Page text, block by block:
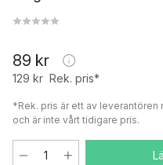
89 kr
129 kr Rek. pris*
*Rek. pris är ett av
och är inte vårt tidigare pris.